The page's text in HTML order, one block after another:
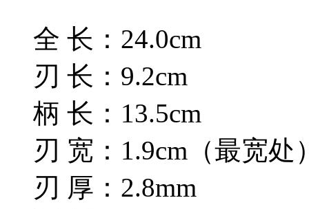
全 长：24.0cm
刃 长：9.2cm
柄 长：13.5cm
刃 宽：1.9cm（最宽处
刃 厚：2.8mm